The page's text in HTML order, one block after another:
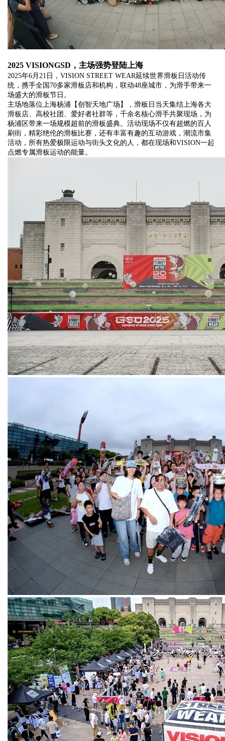
2025 VISIONGSD，主场强势登陆上海
2025年6月21日，VISION STREET WEAR延续世界滑板日活动传
统，携手全国70多家滑板店和机构，联动48座城市，为滑手带来一
场盛大的滑板节日。
主场地落位上海杨浦【创智天地广场】，滑板日当天集结上海各大
滑板店、高校社团、爱好者社群等，千余名核心滑手共聚现场，为
杨浦区带来一场规模超前的滑板盛典。活动现场不仅有超燃的百人
刷街，精彩绝伦的滑板比赛，还有丰富有趣的互动游戏，潮流市集
活动，所有热爱极限运动与街头文化的人，都在现场和VISION一起
点燃专属滑板运动的能量。